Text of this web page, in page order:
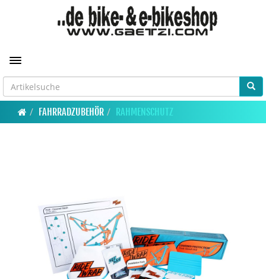
Toggle navigation
FAHRRADZUBEHÖR RAHMENSCHUTZ